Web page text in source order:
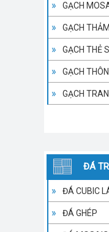
GẠCH
GẠCH THẢM
GẠCH THẺ
GẠCH
GẠCH
ĐÁ
ĐÁ CUBIC
ĐÁ GHÉP